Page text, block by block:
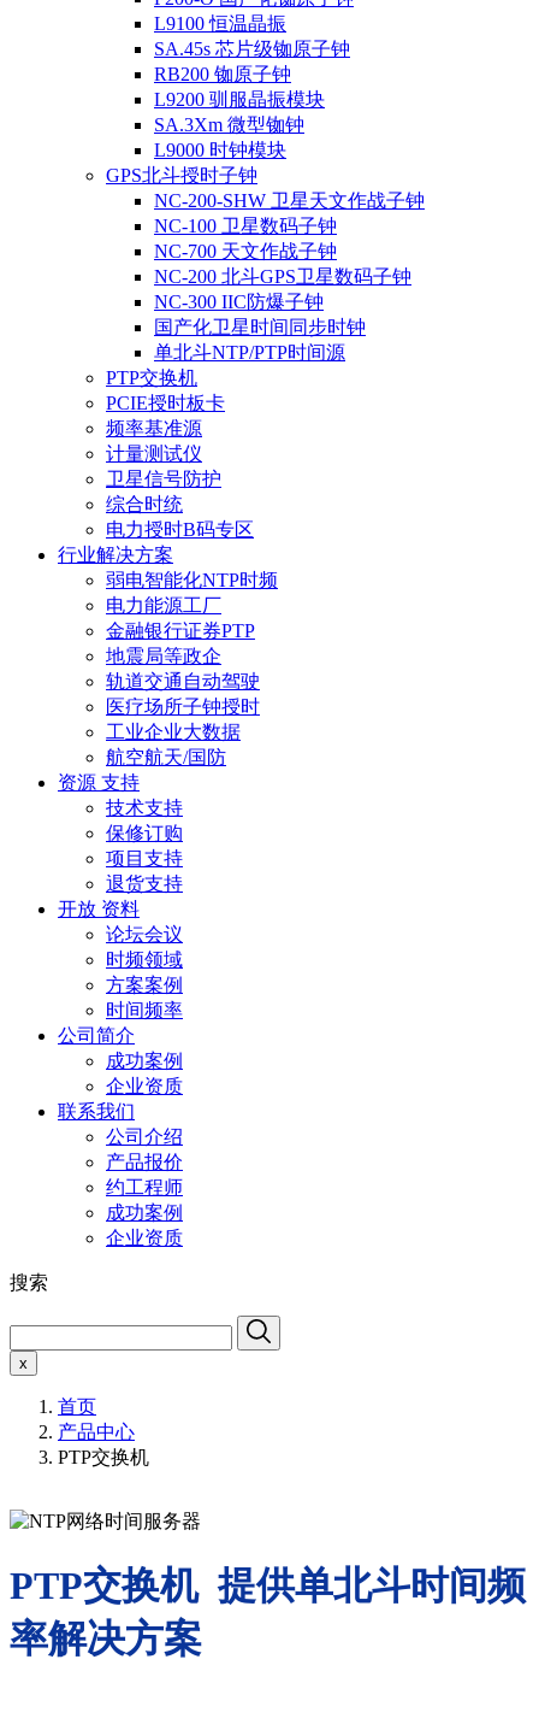
L9100 恒温晶振
SA.45s 芯片级铷原子钟
RB200 铷原子钟
L9200 驯服晶振模块
SA.3Xm 微型铷钟
L9000 时钟模块
GPS北斗授时子钟
NC-200-SHW 卫星天文作战子钟
NC-100 卫星数码子钟
NC-700 天文作战子钟
NC-200 北斗GPS卫星数码子钟
NC-300 IIC防爆子钟
国产化卫星时间同步时钟
单北斗NTP/PTP时间源
PTP交换机
PCIE授时板卡
频率基准源
计量测试仪
卫星信号防护
综合时统
电力授时B码专区
行业解决方案
弱电智能化NTP时频
电力能源工厂
金融银行证券PTP
地震局等政企
轨道交通自动驾驶
医疗场所子钟授时
工业企业大数据
航空航天/国防
资源 支持
技术支持
保修订购
项目支持
退货支持
开放 资料
论坛会议
时频领域
方案案例
时间频率
公司简介
成功案例
企业资质
联系我们
公司介绍
产品报价
约工程师
成功案例
企业资质
搜索
x
首页
产品中心
PTP交换机
PTP交换机 提供单北斗时间频
率解决方案